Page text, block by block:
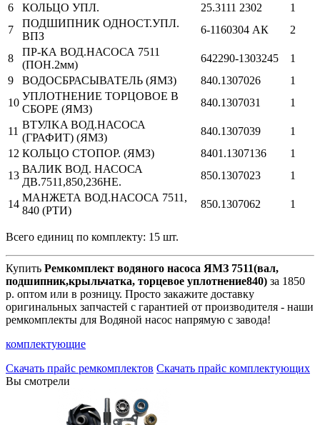
6
КОЛЬЦО УПЛ. 25.3111 2302
1
7
ПОДШИПНИК ОДНОСТ.УПЛ.
ВПЗ
6-1160304 АК 2
8
ПР-КА ВОД.НАСОСА 7511
(ПОН.2мм)
642290-1303245
1
9
ВОДОСБРАСЫВАТЕЛЬ (ЯМЗ) 840.1307026
1
10
УПЛОТНЕНИЕ ТОРЦОВОЕ В
СБОРЕ (ЯМЗ)
840.1307031 1
11
BTУЛKA ВОД.НАСОСА
(ГРАФИТ) (ЯМЗ)
840.1307039
1
12 КОЛЬЦО СТОПОР. (ЯМЗ) 8401.1307136
1
13
ВАЛИК ВОД. НАСОСА
ДВ.7511,850,236НЕ.
850.1307023 1
14
МАНЖЕТА ВОД.НАСОСА 7511,
840 (РТИ)
850.1307062 1
Всего единиц по комплекту: 15 шт.
Купить Ремкомплект водяного насоса ЯМЗ 7511(вал,
подшипник,крыльчатка, торцевое уплотнение840) за 1850
р. оптом или в розницу. Просто закажите доставку
оригинальных запчастей с гарантией от производителя - наши
ремкомплекты для Водяной насос напрямую с завода!
комплектующие
Скачать прайс ремкомплектов Скачать прайс комплектующих
Вы смотрели